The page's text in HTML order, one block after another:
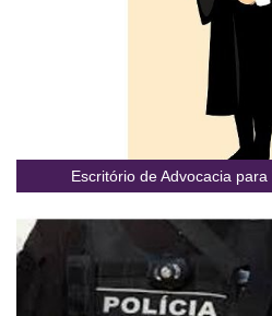
Escritório de Advocacia